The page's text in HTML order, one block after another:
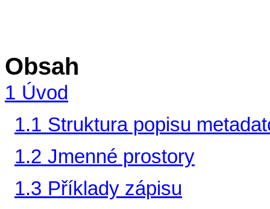
Obsah
1 Úvod
1.1 Struktura popisu
1.2 Jmenné prostory
1.3 Příklady zápisu